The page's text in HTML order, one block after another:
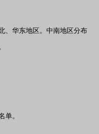
、华东地区。中南地区分布
单。